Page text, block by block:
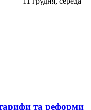
та реформи